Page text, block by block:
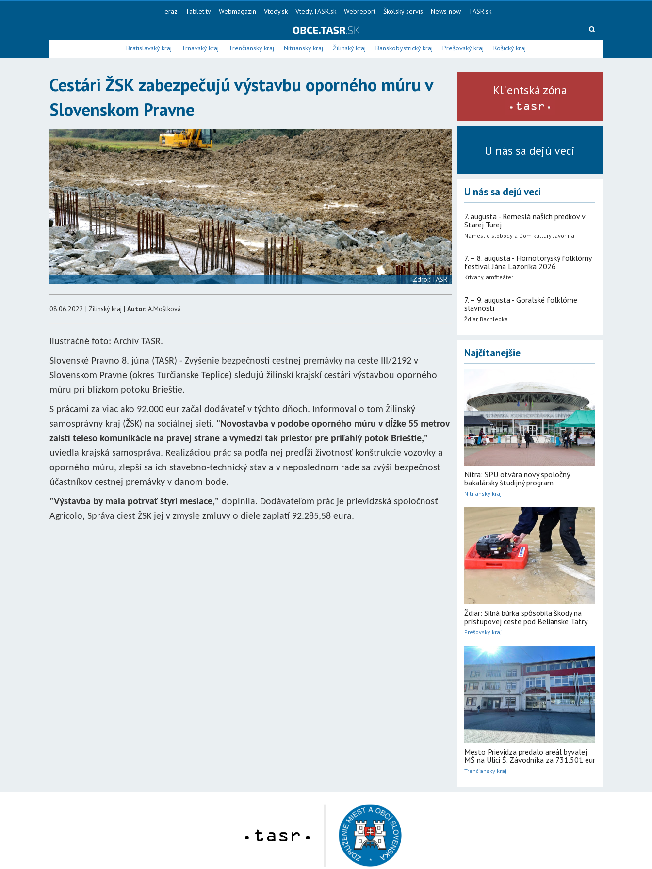
Teraz Tablet.tv Webmagazin Vtedy.sk Vtedy.TASR.sk Webreport Školský servis News now TASR.sk
Bratislavský kraj Trnavský kraj Trenčiansky kraj Nitriansky kraj Žilinský kraj Banskobystrický kraj Prešovský kraj Košický kraj
Cestári ŽSK zabezpečujú výstavbu oporného múru v
Slovenskom Pravne
Zdroj: TASR
08.06.2022 | Žilinský kraj | Autor: A.Moštková
Ilustračné foto: Archív TASR.
Slovenské Pravno 8. júna (TASR) - Zvýšenie bezpečnosti cestnej premávky na ceste III/2192 v
Slovenskom Pravne (okres Turčianske Teplice) sledujú žilinskí krajskí cestári výstavbou oporného
múru pri blízkom potoku Brieštie.
S prácami za viac ako 92.000 eur začal dodávateľ v týchto dňoch. Informoval o tom Žilinský
samosprávny kraj (ŽSK) na sociálnej sieti. "Novostavba v podobe oporného múru v dĺžke 55 metrov
zaistí teleso komunikácie na pravej strane a vymedzí tak priestor pre priľahlý potok Brieštie,"
uviedla krajská samospráva. Realizáciou prác sa podľa nej predĺži životnosť konštrukcie vozovky a
oporného múru, zlepší sa ich stavebno-technický stav a v neposlednom rade sa zvýši bezpečnosť
účastníkov cestnej premávky v danom bode.
"Výstavba by mala potrvať štyri mesiace," doplnila. Dodávateľom prác je prievidzská spoločnosť
Agricolo, Správa ciest ŽSK jej v zmysle zmluvy o diele zaplatí 92.285,58 eura.
Klientská zóna
U nás sa dejú veci
U nás sa dejú veci
7. augusta - Remeslá našich predkov v
Starej Turej
Námestie slobody a Dom kultúry Javorina
7. – 8. augusta - Hornotoryský folklórny
festival Jána Lazoríka 2026
Krivany, amfiteáter
7. – 9. augusta - Goralské folklórne
slávnosti
Ždiar, Bachledka
Najčítanejšie
Nitra: SPU otvára nový spoločný
bakalársky študijný program
Nitriansky kraj
Ždiar: Silná búrka spôsobila škody na
prístupovej ceste pod Belianske Tatry
Prešovský kraj
Mesto Prievidza predalo areál bývalej
MŠ na Ulici Š. Závodníka za 731.501 eur
Trenčiansky kraj